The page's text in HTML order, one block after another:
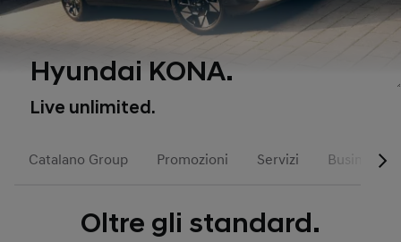
Hyundai KONA.
Live unlimited.
Catalano Group Promozioni Servizi Business
Oltre gli standard.